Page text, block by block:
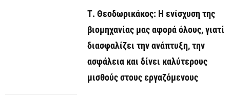
Τ. Θεοδωρικάκος: Η ενίσχυση της
βιομηχανίας μας αφορά όλους, γιατί
διασφαλίζει την ανάπτυξη, την
ασφάλεια και δίνει καλύτερους
μισθούς στους εργαζόμενους